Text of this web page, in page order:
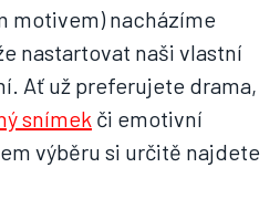
motivem) nacházíme
nastartovat naši vlastní
Ať už preferujete drama,
snímek či emotivní
výběru si určitě najdete